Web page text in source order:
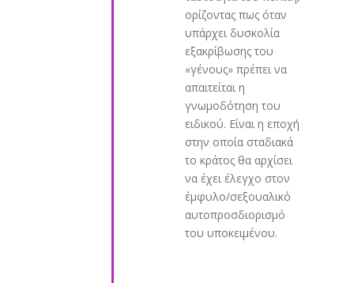
ορίζοντας πως όταν
υπάρχει δυσκολία
εξακρίβωσης του
«γένους» πρέπει να
απαιτείται η
γνωμοδότηση του
ειδικού. Είναι η εποχή
στην οποία σταδιακά
το κράτος θα αρχίσει
να έχει έλεγχο στον
έμφυλο/σεξουαλικό
αυτοπροσδιορισμό
του υποκειμένου.